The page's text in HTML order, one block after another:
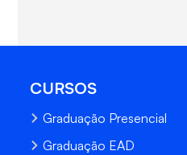
CURSOS
Graduação Presencial
Graduação EAD